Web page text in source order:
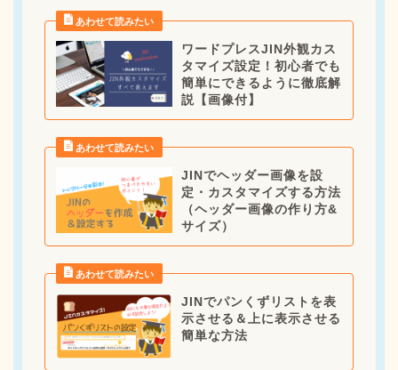
ワードプレスJIN外観カス
タマイズ設定！初心者でも
簡単にできるように徹底解
説【画像付】
JINでヘッダー画像を設
定・カスタマイズする方法
（ヘッダー画像の作り方&
サイズ）
JINでパンくずリストを表
示させる＆上に表示させる
簡単な方法